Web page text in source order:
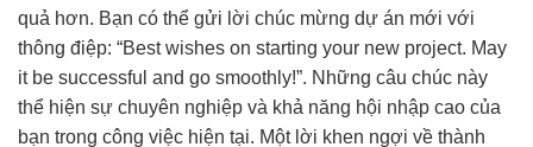
quả hơn. Bạn có thể gửi lời chúc mừng dự án mới với
thông điệp: “Best wishes on starting your new project. May
it be successful and go smoothly!”. Những câu chúc này
thể hiện sự chuyên nghiệp và khả năng hội nhập cao của
bạn trong công việc hiện tại. Một lời khen ngợi về thành